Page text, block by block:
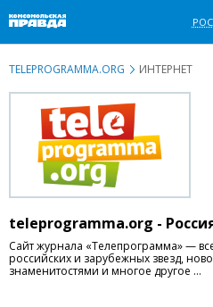
TELEPROGRAMMA.ORG ИНТЕРНЕТ
teleprogramma.org -
Сайт журнала «Телепрограмма» —
российских и зарубежных звезд,
знаменитостями и многое другое …